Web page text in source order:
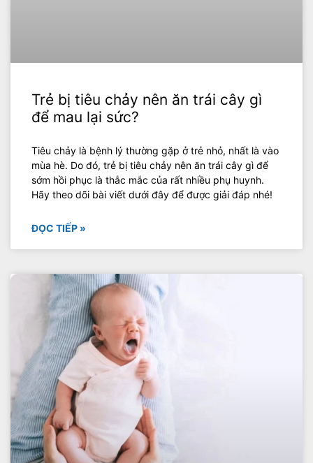
Trẻ bị tiêu chảy nên ăn trái cây gì
để mau lại sức?
Tiêu chảy là bệnh lý thường gặp ở trẻ nhỏ, nhất là vào
mùa hè. Do đó, trẻ bị tiêu chảy nên ăn trái cây gì để
sớm hồi phục là thắc mắc của rất nhiều phụ huynh.
Hãy theo dõi bài viết dưới đây để được giải đáp nhé!
ĐỌC TIẾP »